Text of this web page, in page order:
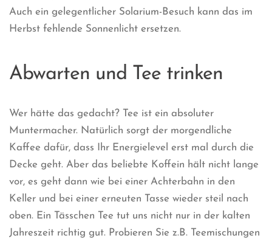
Auch ein gelegentlicher Solarium-Besuch kann das im
Herbst fehlende Sonnenlicht ersetzen.
Abwarten und Tee trinken
Wer hätte das gedacht? Tee ist ein absoluter
Muntermacher. Natürlich sorgt der morgendliche
Kaffee dafür, dass Ihr Energielevel erst mal durch die
Decke geht. Aber das beliebte Koffein hält nicht lange
vor, es geht dann wie bei einer Achterbahn in den
Keller und bei einer erneuten Tasse wieder steil nach
oben. Ein Tässchen Tee tut uns nicht nur in der kalten
Jahreszeit richtig gut. Probieren Sie z.B. Teemischungen